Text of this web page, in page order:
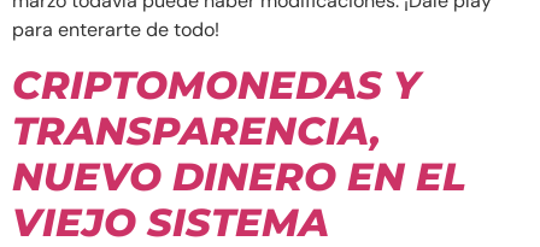
para enterarte de todo!
CRIPTOMONEDAS Y
TRANSPARENCIA,
NUEVO DINERO EN EL
VIEJO SISTEMA